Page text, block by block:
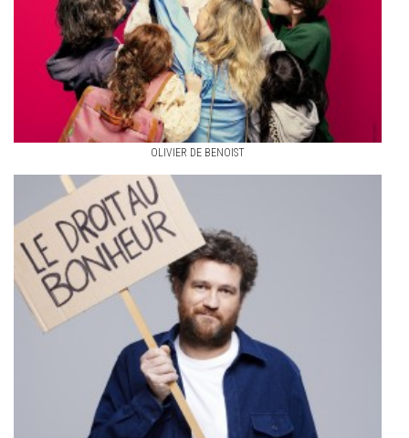
OLIVIER DE BENOIST